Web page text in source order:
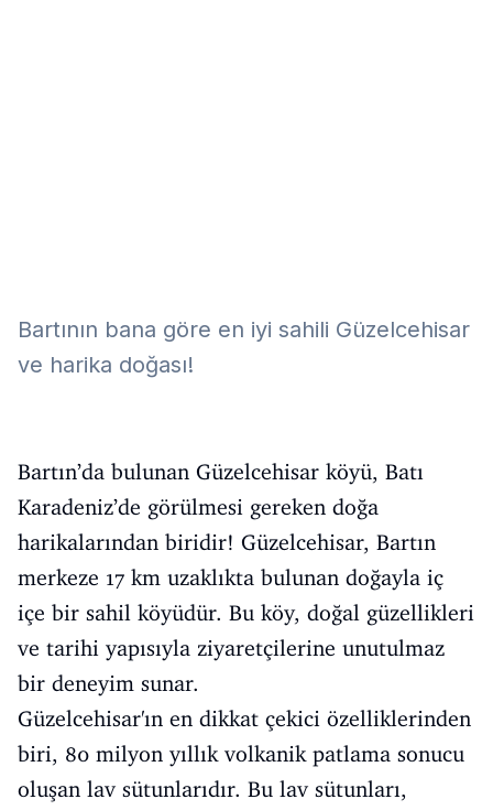
Bartının bana göre en iyi sahili Güzelcehisar
ve harika doğası!
Bartın’da bulunan Güzelcehisar köyü, Batı
Karadeniz’de görülmesi gereken doğa
harikalarından biridir! Güzelcehisar, Bartın
merkeze 17 km uzaklıkta bulunan doğayla iç
içe bir sahil köyüdür. Bu köy, doğal güzellikleri
ve tarihi yapısıyla ziyaretçilerine unutulmaz
bir deneyim sunar.
Güzelcehisar'ın en dikkat çekici özelliklerinden
biri, 80 milyon yıllık volkanik patlama sonucu
oluşan lav sütunlarıdır. Bu lav sütunları,